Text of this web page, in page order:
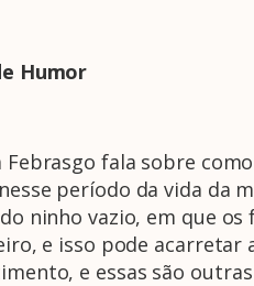
Humor
Febrasgo fala sobre
período da vida da
ninho vazio, em que
e isso pode
e essas são